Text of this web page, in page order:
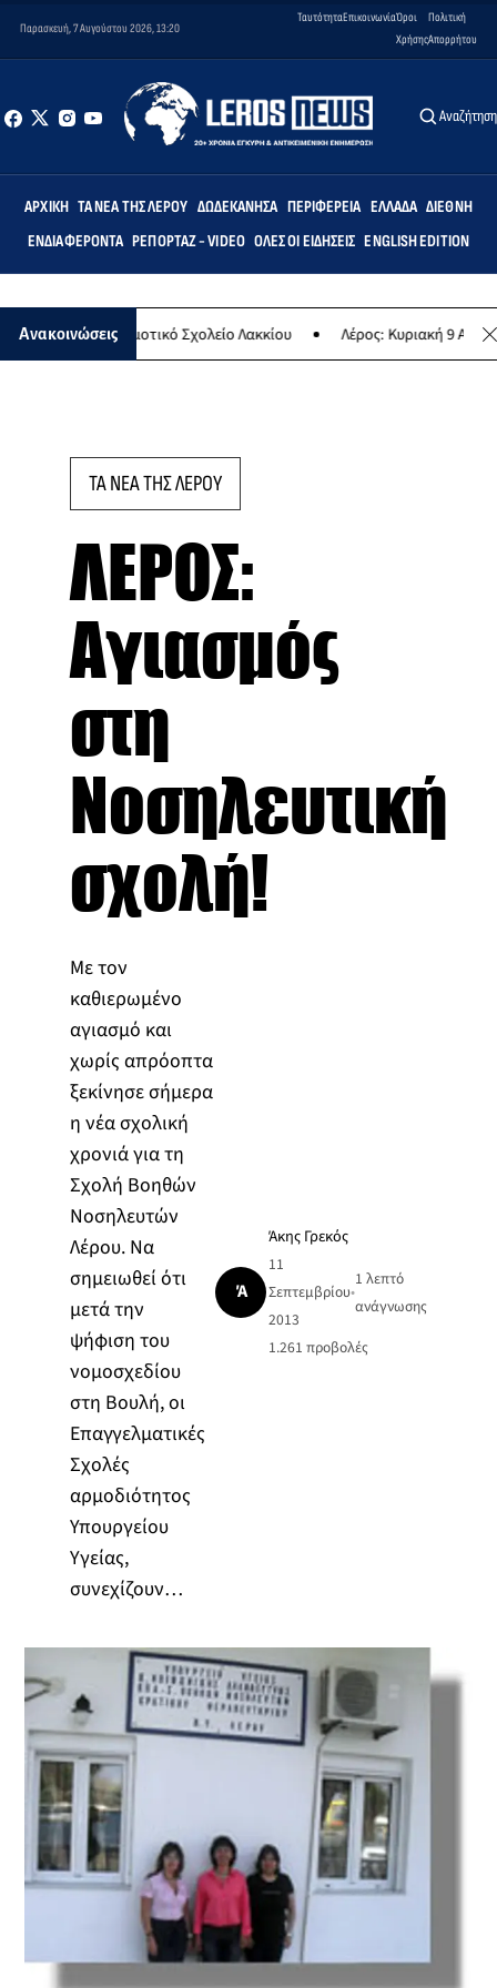
Παρασκευή, 7 Αυγούστου 2026, 13:20
ΤαυτότηταΕπικοινωνίαΌροι
Χρήσης
Πολιτική
Απορρήτου
Αναζήτηση
ΑΡΧΙΚΉ ΤΑ ΝΈΑ ΤΗΣ ΛΈΡΟΥ ΔΩΔΕΚΆΝΗΣΑ ΠΕΡΙΦΈΡΕΙΑ ΕΛΛΆΔΑ ΔΙΕΘΝΉ
ΕΝΔΙΑΦΈΡΟΝΤΑ ΡΕΠΟΡΤΆΖ - VIDEO ΌΛΕΣ ΟΙ ΕΙΔΉΣΕΙΣ ENGLISH EDITION
Ανακοινώσεις
στο Δημοτικό Σχολείο Λακκίου Λέρος: Κυριακή 9
ΤΑ ΝΕΑ ΤΗΣ ΛΕΡΟΥ
ΛΕΡΟΣ:
Αγιασμός
στη
Νοσηλευτική
σχολή!
Με τον
καθιερωμένο
αγιασμό και
χωρίς απρόοπτα
ξεκίνησε σήμερα
η νέα σχολική
χρονιά για τη
Σχολή Βοηθών
Νοσηλευτών
Λέρου. Να
σημειωθεί ότι
μετά την
ψήφιση του
νομοσχεδίου
στη Βουλή, οι
Επαγγελματικές
Σχολές
αρμοδιότητος
Υπουργείου
Υγείας,
συνεχίζουν…
Ά
Άκης Γρεκός
11
Σεπτεμβρίου
2013
•
1 λεπτό
ανάγνωσης
1.261 προβολές